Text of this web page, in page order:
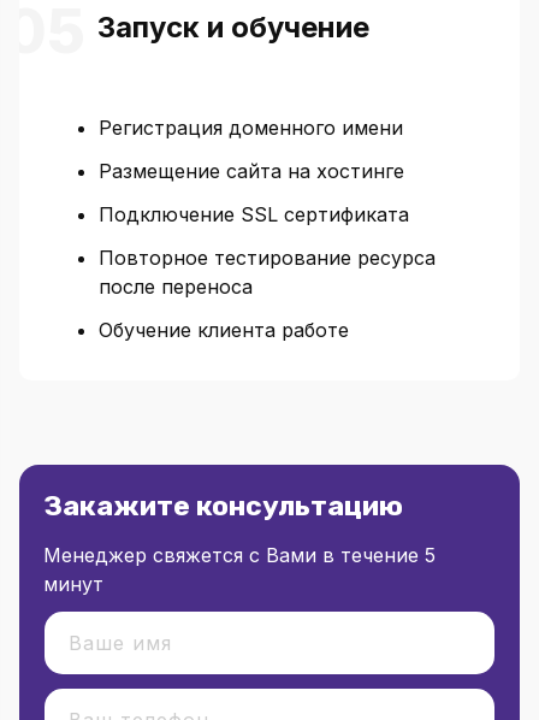
Запуск и обучение
Регистрация доменного имени
Размещение сайта на хостинге
Подключение SSL сертификата
Повторное тестирование ресурса
после переноса
Обучение клиента работе
Закажите консультацию
Менеджер свяжется с Вами в течение 5
минут